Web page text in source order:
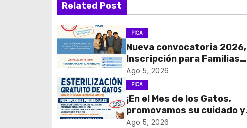
e
g
a
c
i
ó
Related Post
PICA
Nueva convocatoria 2026,
Inscripción para Familias
Unidas
Ago 5, 2026
PICA
¡En el Mes de los Gatos,
promovamos su cuidado y
tenencia responsable!
Ago 5, 2026